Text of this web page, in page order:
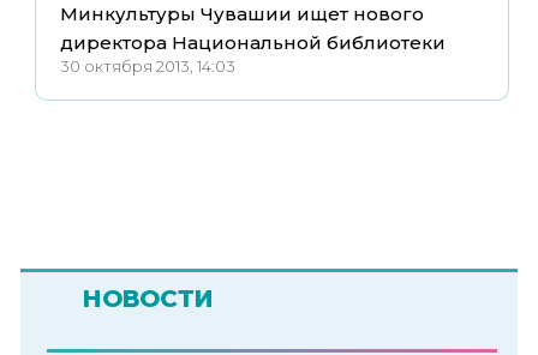
Минкультуры Чувашии ищет нового
директора Национальной библиотеки
30 октября 2013, 14:03
НОВОСТИ